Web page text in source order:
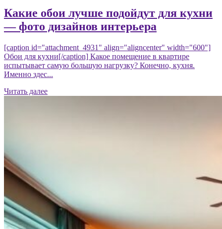
Какие обои лучше подойдут для кухни
— фото дизайнов интерьера
[caption id="attachment_4931" align="aligncenter" width="600"]
Обои для кухни[/caption] Какое помещение в квартире
испытывает самую большую нагрузку? Конечно, кухня.
Именно здес...
Читать далее